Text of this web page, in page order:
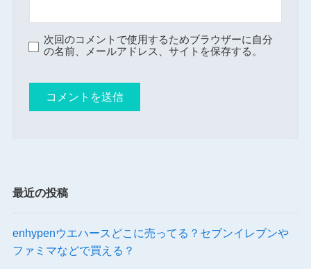
次回のコメントで使用するためブラウザーに自分
の名前、メールアドレス、サイトを保存する。
最近の投稿
enhypenウエハースどこに売ってる？セブンイレブンや
ファミマなどで買える？